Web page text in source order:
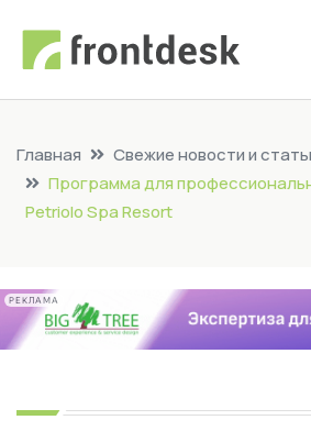
Главная
Свежие новости и
Программа для
Petriolo Spa Resort
РЕКЛАМА